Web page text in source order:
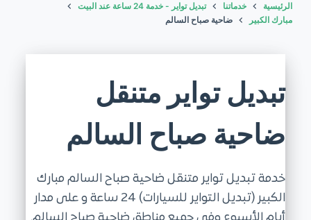
الرئيسية خدماتنا
تبديل تواير - خدمة 24 ساعة عند البيت
مبارك الكبير
ضاحية صباح السالم
تبديل تواير متنقل
ضاحية صباح السالم
خدمة تبديل تواير متنقل ضاحية صباح السالم مبارك
الكبير (تبديل التواير للسيارات) 24 ساعة و على مدار